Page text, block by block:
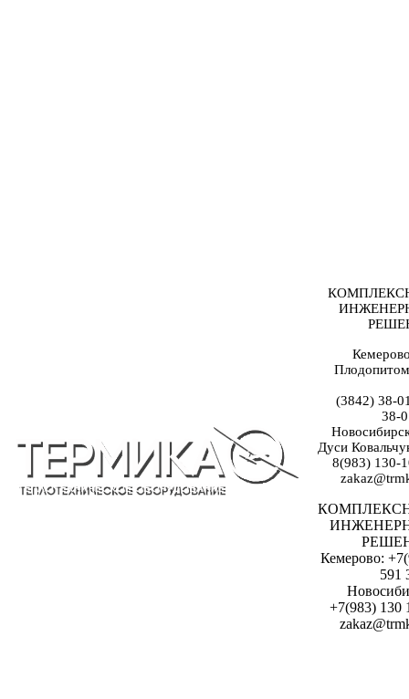
(3842) 38-
38-
Дуси
8(983) 130-
Кемерово:
591
+7(983) 130